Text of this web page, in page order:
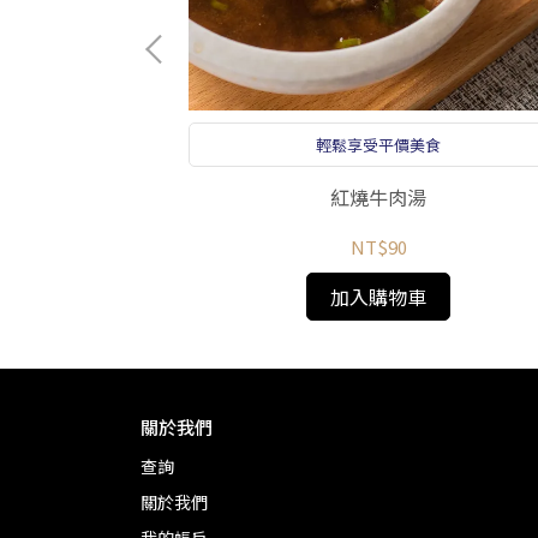
輕鬆享受平價美食
紅燒牛肉湯
NT$90
加入購物車
關於我們
查詢
關於我們